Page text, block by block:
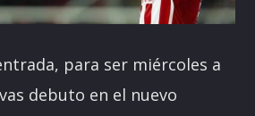
para ser miércoles a
debuto en el nuevo